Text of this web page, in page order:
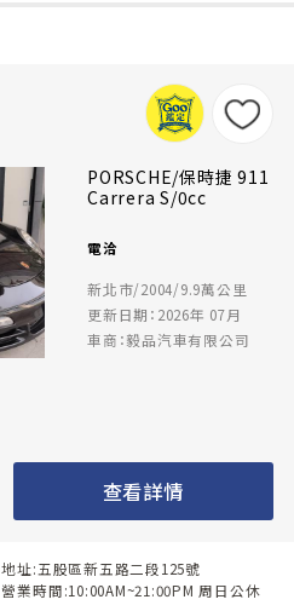
PORSCHE/保時捷 911
Carrera S/0cc
電洽
新北市/2004/9.9萬公里
更新日期：2026年 07月
車商：毅品汽車有限公司
查看詳情
地址:五股區新五路二段125號
營業時間:10:00AM~21:00PM 周日公休